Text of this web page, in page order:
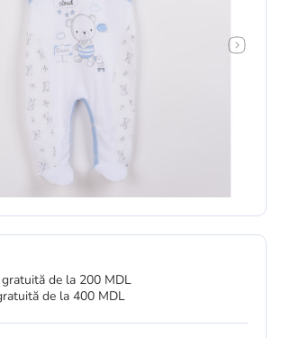
gratuită de la 200 MDL
de la 400 MDL